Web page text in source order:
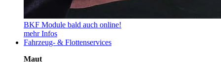
BKF Module bald auch online!
mehr Infos
Fahrzeug- & Flottenservices
Maut